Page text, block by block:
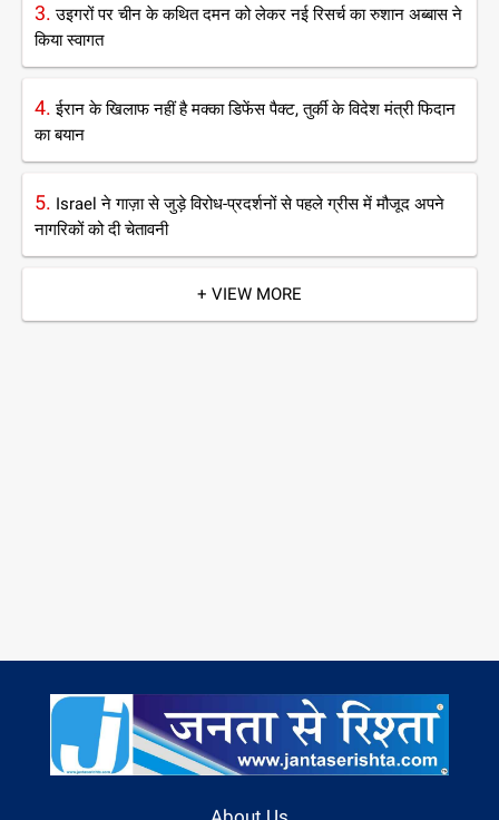
3.उइगरों पर चीन के कथित दमन को लेकर नई रिसर्च का रुशान अब्बास ने
किया स्वागत
4.ईरान के खिलाफ नहीं है मक्का डिफेंस पैक्ट, तुर्की के विदेश मंत्री फिदान
का बयान
5. Israel ने गाज़ा से जुड़े विरोध-प्रदर्शनों से पहले ग्रीस में मौजूद अपने
नागरिकों को दी चेतावनी
+ VIEW MORE